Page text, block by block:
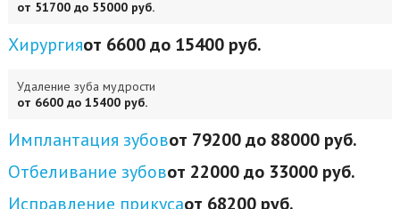
от 51700 до 55000 руб.
Хирургияот 6600 до 15400 руб.
Удаление зуба мудрости
от 6600 до 15400 руб.
Имплантация зубовот 79200 до 88000 руб.
Отбеливание зубовот 22000 до 33000 руб.
Исправление прикусаот 68200 руб.